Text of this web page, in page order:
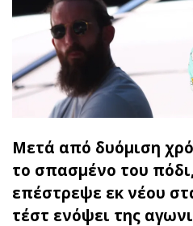
Μετά από δυόμιση
το σπασμένο του
επέστρεψε εκ νέου
τέστ ενόψει της